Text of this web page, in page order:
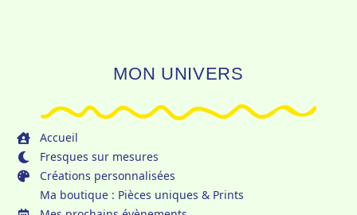
MON UNIVERS
Accueil
Fresques sur mesures
Créations personnalisées
Ma boutique : Pièces uniques & Prints